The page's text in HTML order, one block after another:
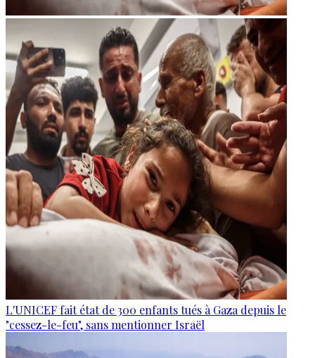
L'UNICEF fait état de 300 enfants tués à Gaza depuis le
"cessez-le-feu", sans mentionner Israël